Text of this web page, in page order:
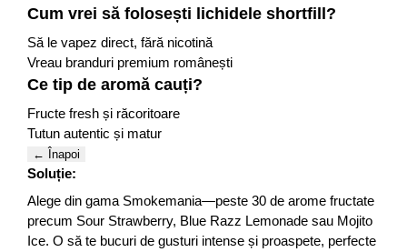
Cum vrei să folosești lichidele shortfill?
Să le vapez direct, fără nicotină
Vreau branduri premium românești
Ce tip de aromă cauți?
Fructe fresh și răcoritoare
Tutun autentic și matur
← Înapoi
Soluție:
Alege din gama Smokemania—peste 30 de arome fructate
precum Sour Strawberry, Blue Razz Lemonade sau Mojito
Ice. O să te bucuri de gusturi intense și proaspete, perfecte